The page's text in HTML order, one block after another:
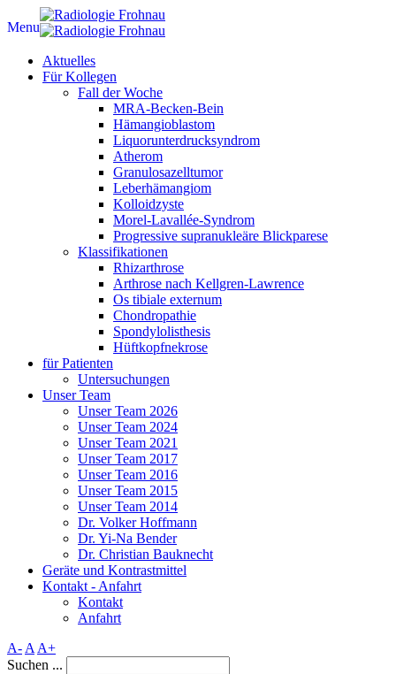
Menu
Aktuelles
Für Kollegen
Fall der Woche
MRA-Becken-Bein
Hämangioblastom
Liquorunterdrucksyndrom
Atherom
Granulosazelltumor
Leberhämangiom
Kolloidzyste
Morel-Lavallée-Syndrom
Progressive supranukleäre Blickparese
Klassifikationen
Rhizarthrose
Arthrose nach Kellgren-Lawrence
Os tibiale externum
Chondropathie
Spondylolisthesis
Hüftkopfnekrose
für Patienten
Untersuchungen
Unser Team
Unser Team 2026
Unser Team 2024
Unser Team 2021
Unser Team 2017
Unser Team 2016
Unser Team 2015
Unser Team 2014
Dr. Volker Hoffmann
Dr. Yi-Na Bender
Dr. Christian Bauknecht
Geräte und Kontrastmittel
Kontakt - Anfahrt
Kontakt
Anfahrt
A- A A+
Suchen ...